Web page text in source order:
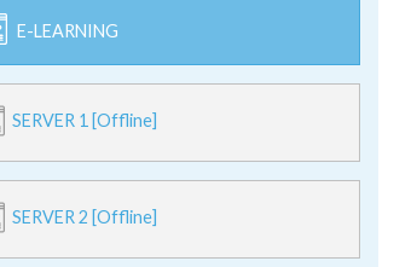
E-LEARNING
SERVER 1 [Offline]
SERVER 2 [Offline]